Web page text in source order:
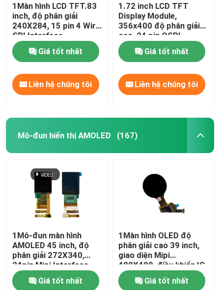
1Màn hình LCD TFT.83
inch, độ phân giải
240X284, 15 pin 4 Wire
SPI Interface,
NV3030B Driving IC
Giá tốt nhất
Liên hệ chúng tôi
1.72 inch LCD TFT
Display Module,
356x400 độ phân giải
cao, 24 pin QSPI
Interface
Giá tốt nhất
Liên hệ chúng tôi
Mô-đun hiển thị AMOLED (167)
1Mô-đun màn hình
AMOLED 45 inch, độ
phân giải 272X340,
24pin Mipi Interface
Mô-đun màn hình cảm
ứng OledGiá tốt nhất
1Màn hình OLED độ
phân giải cao 39 inch,
giao diện Mipi
400X400, điều khiển IC
RM69080
Giá tốt nhất